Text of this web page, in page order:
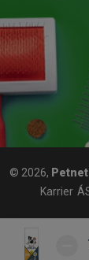
© 2026,
Karrier